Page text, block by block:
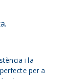
i la
per a